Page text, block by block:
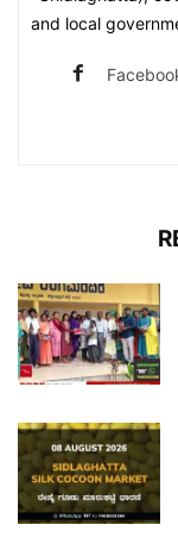
and local